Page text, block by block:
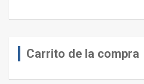
Carrito de la compra